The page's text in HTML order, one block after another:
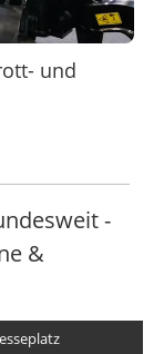
und
-
&